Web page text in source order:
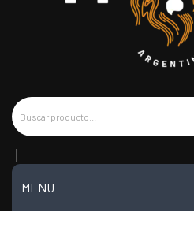
MENU